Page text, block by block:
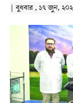
| বুধবার , ১৭ জুন,